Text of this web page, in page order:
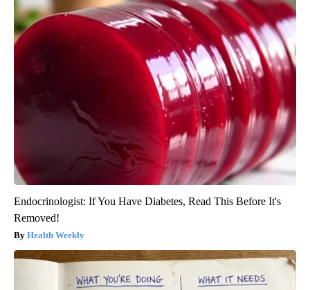
Endocrinologist: If You Have Diabetes, Read This Before It's
Removed!
Health Weekly